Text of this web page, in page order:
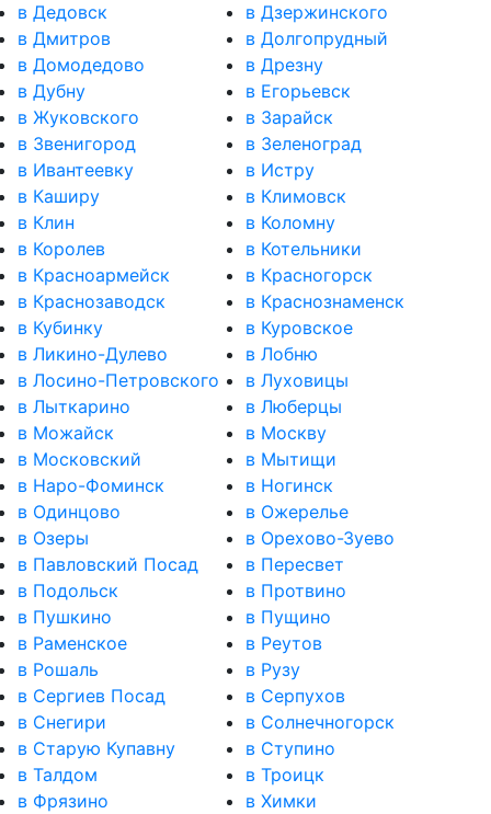
в Дедовск
в Дзержинского
в Дмитров
в Долгопрудный
в Домодедово
в Дрезну
в Дубну
в Егорьевск
в Жуковского
в Зарайск
в Звенигород
в Зеленоград
в Ивантеевку
в Истру
в Каширу
в Климовск
в Клин
в Коломну
в Королев
в Котельники
в Красноармейск
в Красногорск
в Краснозаводск
в Краснознаменск
в Кубинку
в Куровское
в Ликино-Дулево
в Лобню
в Лосино-Петровского
в Луховицы
в Лыткарино
в Люберцы
в Можайск
в Москву
в Московский
в Мытищи
в Наро-Фоминск
в Ногинск
в Одинцово
в Ожерелье
в Озеры
в Орехово-Зуево
в Павловский Посад
в Пересвет
в Подольск
в Протвино
в Пушкино
в Пущино
в Раменское
в Реутов
в Рошаль
в Рузу
в Сергиев Посад
в Серпухов
в Снегири
в Солнечногорск
в Старую Купавну
в Ступино
в Талдом
в Троицк
в Фрязино
в Химки